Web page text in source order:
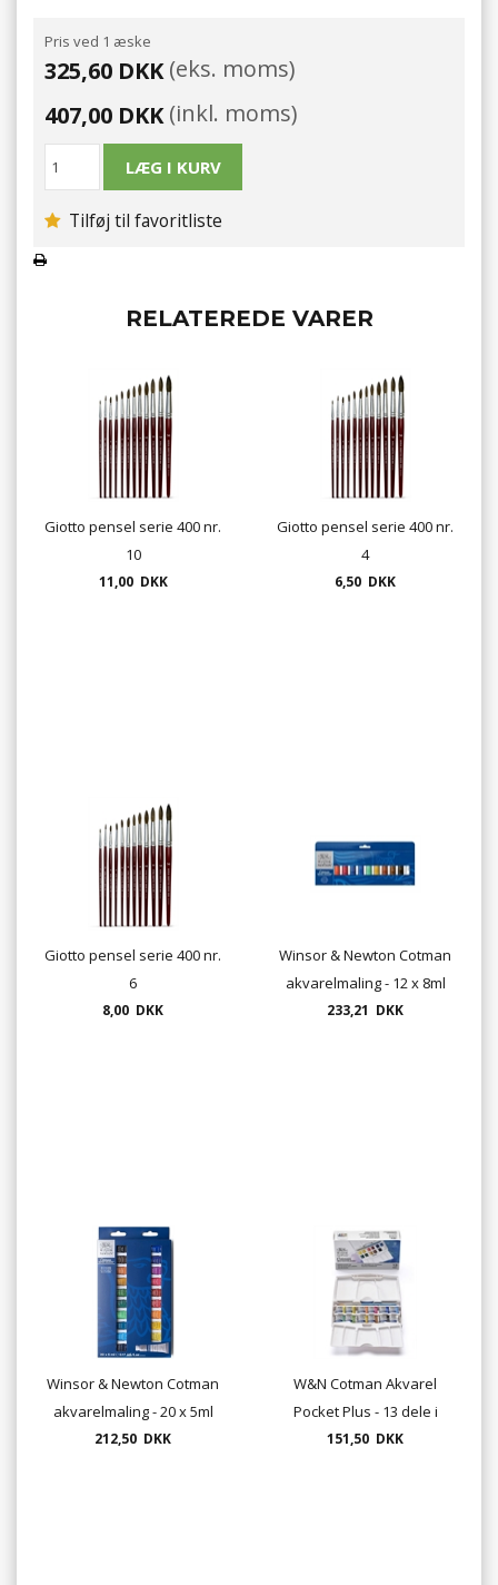
Pris ved 1 æske
325,60 DKK(eks. moms)
407,00 DKK(inkl. moms)
Tilføj til favoritliste
RELATEREDE VARER
Giotto pensel serie 400 nr.
10
11,00 DKK
Giotto pensel serie 400 nr.
4
6,50 DKK
Giotto pensel serie 400 nr.
6
8,00 DKK
Winsor & Newton Cotman
akvarelmaling - 12 x 8ml
tuber
233,21 DKK
Winsor & Newton Cotman
akvarelmaling - 20 x 5ml
tuber
212,50 DKK
W&N Cotman Akvarel
Pocket Plus - 13 dele i
paletteæske (0390373)
151,50 DKK